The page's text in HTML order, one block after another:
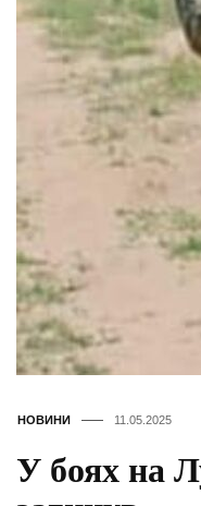
НОВИНИ 11.05.2025
У боях на